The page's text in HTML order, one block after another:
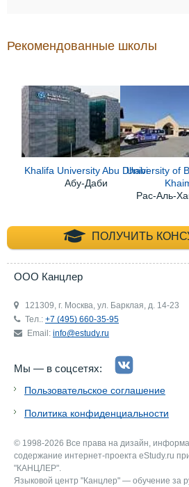
Рекомендованные школы
Khalifa University Abu Dhabi
Абу-Даби
University of
Рас-Аль-
ПОЛУЧИТЬ +7
ООО Канцлер
121309, г. Москва, ул. Барклая, д. 14-23
Тел.: +7 (495) 660-35-95
Email: info@estudy.ru
Мы — в соцсетях:
Пользовательское соглашение
Политика конфиденциальности
© 1998-2026 Все права на дизайн,
содержание интернет-проекта eStudy.ru
"КАНЦЛЕР".
Языковой центр "Канцлер" — обучение за